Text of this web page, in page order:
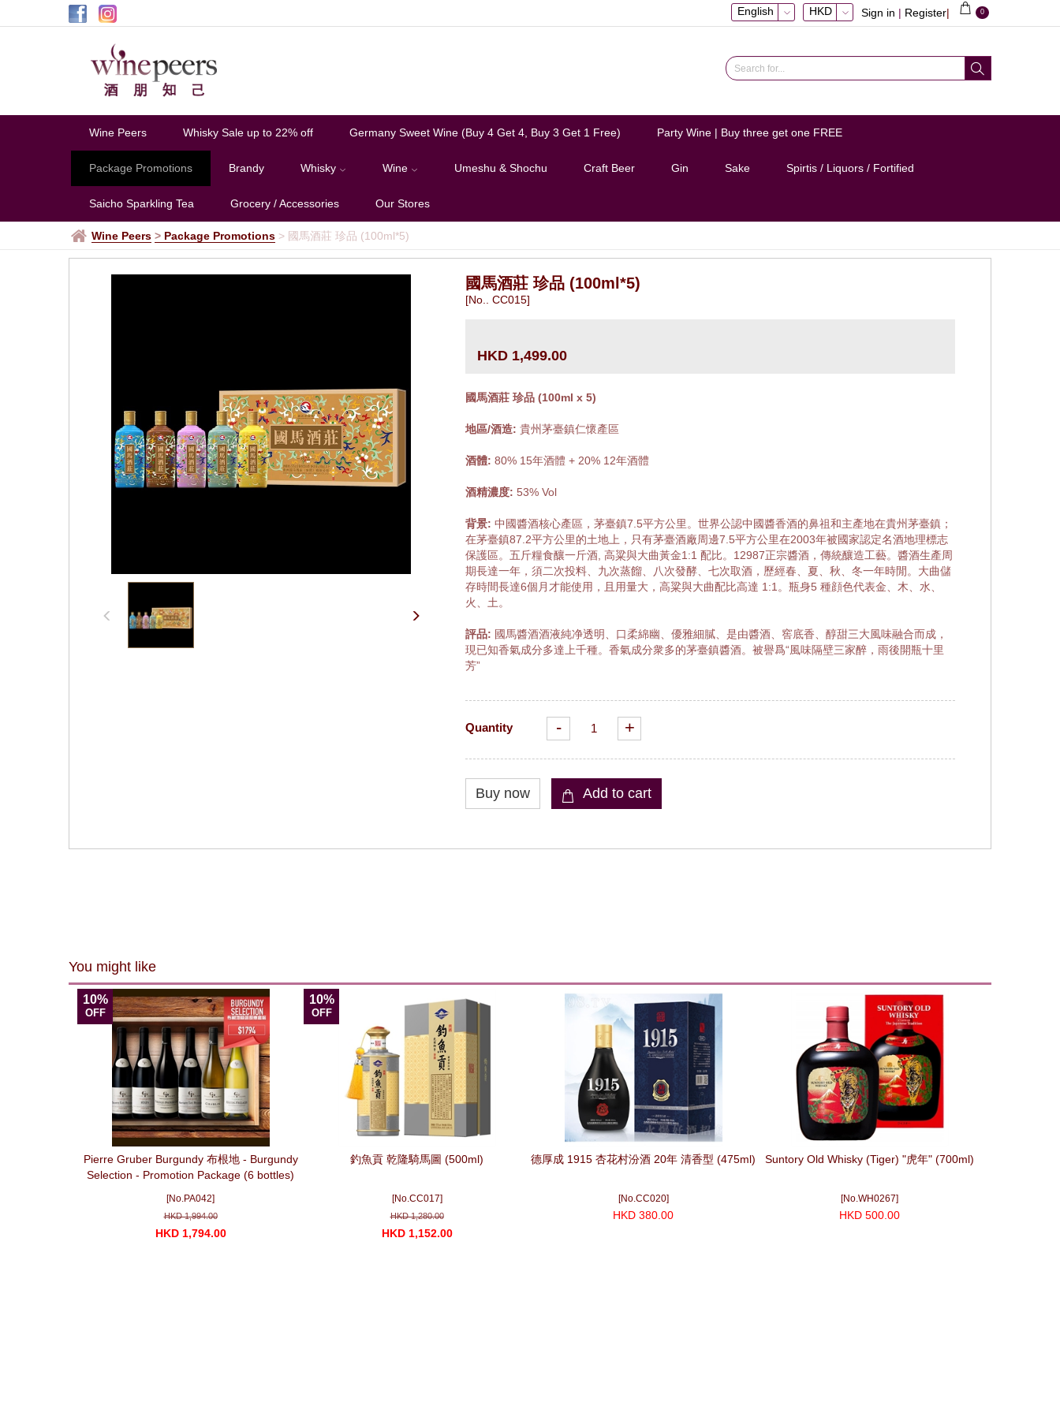
| 0
Sign in | Register
HKD
English
Wine Peers Whisky Sale up to 22% off Germany Sweet Wine (Buy 4 Get 4, Buy 3 Get 1 Free) Party Wine | Buy three get one FREE
Package Promotions Brandy Whisky Wine Umeshu & Shochu Craft Beer Gin Sake Spirtis / Liquors / Fortified
Saicho Sparkling Tea Grocery / Accessories Our Stores
Wine Peers > Package Promotions > 國馬酒莊 珍品 (100ml*5)
國馬酒莊 珍品 (100ml*5)
[No.. CC015]
HKD 1,499.00
國馬酒莊 珍品 (100ml x 5)
地區/酒造: 貴州茅臺鎮仁懷產區
酒體: 80% 15年酒體 + 20% 12年酒體
酒精濃度: 53% Vol
背景: 中國醬酒核心產區，茅臺鎮7.5平方公里。世界公認中國醬香酒的鼻祖和主產地在貴州茅臺鎮；
在茅臺鎮87.2平方公里的土地上，只有茅臺酒廠周邊7.5平方公里在2003年被國家認定名酒地理標志
保護區。五斤糧食釀一斤酒, 高粱與大曲黃金1:1 配比。12987正宗醬酒，傳統釀造工藝。醬酒生產周
期長達一年，須二次投料、九次蒸餾、八次發酵、七次取酒，歷經春、夏、秋、冬一年時閒。大曲儲
存時間長達6個月才能使用，且用量大，高粱與大曲配比高達 1:1。瓶身5 種顔色代表金、木、水、
火、土。
評品: 國馬醬酒酒液純净透明、口柔綿幽、優雅細膩、是由醬酒、窖底香、醇甜三大風味融合而成，
現已知香氣成分多達上千種。香氣成分衆多的茅臺鎮醬酒。被譽爲“風味隔壁三家醉，雨後開瓶十里
芳”
Quantity - +
You might like
10%
OFF
Pierre Gruber Burgundy 布根地 - Burgundy
Selection - Promotion Package (6 bottles)
[No.PA042]
HKD 1,994.00
HKD 1,794.00
10%
OFF
釣魚貢 乾隆騎馬圖 (500ml)
[No.CC017]
HKD 1,280.00
HKD 1,152.00
德厚成 1915 杏花村汾酒 20年 清香型 (475ml)
[No.CC020]
HKD 380.00
Suntory Old Whisky (Tiger) "虎年" (700ml)
[No.WH0267]
HKD 500.00